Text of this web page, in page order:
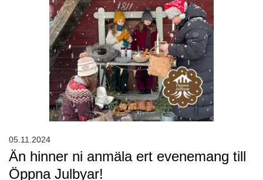
Än hinner ni anmäla ert evenemang till
Öppna Julbyar!
05.11.2024